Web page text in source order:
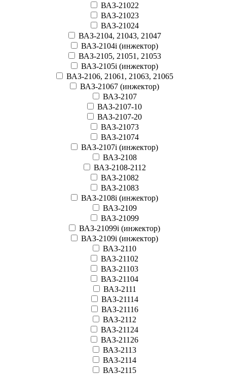
ВАЗ-21022
ВАЗ-21023
ВАЗ-21024
ВАЗ-2104, 21043, 21047
ВАЗ-2104i (инжектор)
ВАЗ-2105, 21051, 21053
ВАЗ-2105i (инжектор)
ВАЗ-2106, 21061, 21063, 21065
ВАЗ-21067 (инжектор)
ВАЗ-2107
ВАЗ-2107-10
ВАЗ-2107-20
ВАЗ-21073
ВАЗ-21074
ВАЗ-2107i (инжектор)
ВАЗ-2108
ВАЗ-2108-2112
ВАЗ-21082
ВАЗ-21083
ВАЗ-2108i (инжектор)
ВАЗ-2109
ВАЗ-21099
ВАЗ-21099i (инжектор)
ВАЗ-2109i (инжектор)
ВАЗ-2110
ВАЗ-21102
ВАЗ-21103
ВАЗ-21104
ВАЗ-2111
ВАЗ-21114
ВАЗ-21116
ВАЗ-2112
ВАЗ-21124
ВАЗ-21126
ВАЗ-2113
ВАЗ-2114
ВАЗ-2115